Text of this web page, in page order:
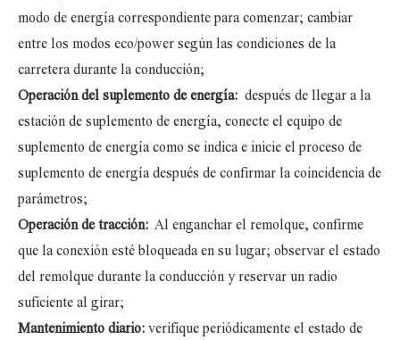
modo de energía correspondiente para comenzar; cambiar
entre los modos eco/power según las condiciones de la
carretera durante la conducción;
Operación del suplemento de energía: después de llegar a la
estación de suplemento de energía, conecte el equipo de
suplemento de energía como se indica e inicie el proceso de
suplemento de energía después de confirmar la coincidencia de
parámetros;
Operación de tracción: Al enganchar el remolque, confirme
que la conexión esté bloqueada en su lugar; observar el estado
del remolque durante la conducción y reservar un radio
suficiente al girar;
Mantenimiento diario: verifique periódicamente el estado de